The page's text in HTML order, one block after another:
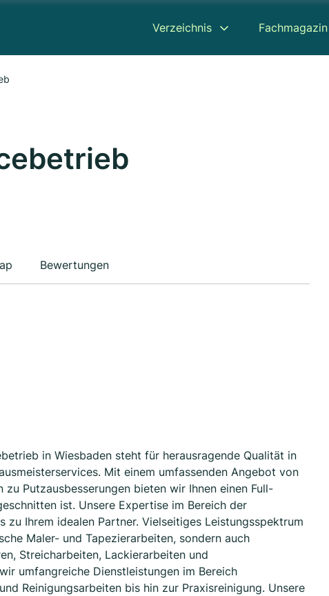
Verzeichnis Fachmagazin
Bewertungen
in Wiesbaden steht für herausragende Qualität in
Mit einem umfassenden Angebot von
Putzausbesserungen bieten wir Ihnen einen Full-
ist. Unsere Expertise im Bereich der
zu Ihrem idealen Partner. Vielseitiges Leistungsspektrum
Maler- und Tapezierarbeiten, sondern auch
Streicharbeiten, Lackierarbeiten und
umfangreiche Dienstleistungen im Bereich
Reinigungsarbeiten bis hin zur Praxisreinigung. Unsere